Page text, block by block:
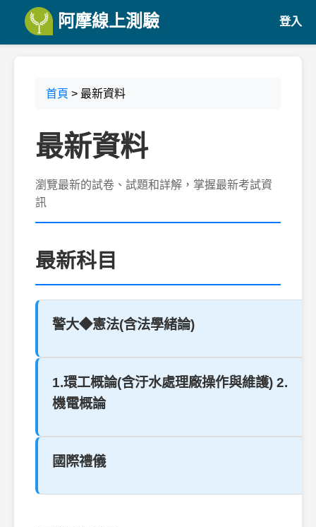
阿摩線上測驗 登入
首頁 > 最新資料
最新資料
瀏覽最新的試卷、試題和詳解，掌握最新考試資
訊
最新科目
警大◆憲法(含法學緒論)
1.環工概論(含汙水處理廠操作與維護) 2.
機電概論
國際禮儀